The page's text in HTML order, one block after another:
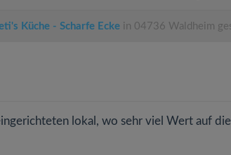
Küche - Scharfe Ecke in 04736 Waldheim
lokal, wo sehr viel Wert auf